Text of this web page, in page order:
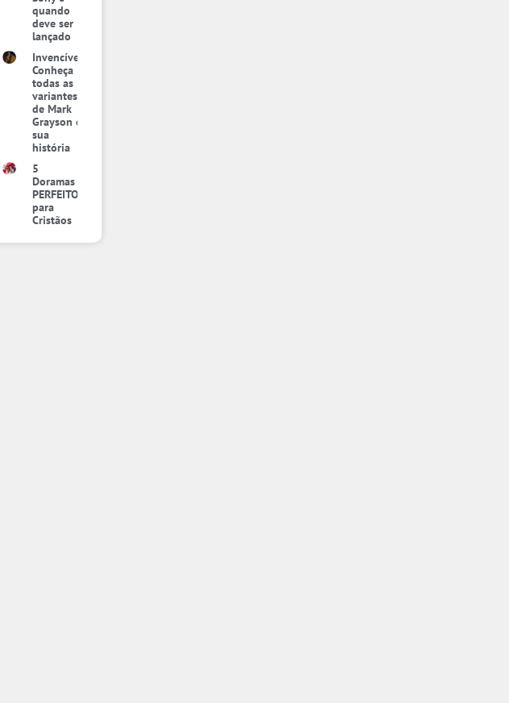
quando
deve ser
lançado
Invencível:
Conheça
todas as
variantes
de Mark
Grayson e
sua
história
5
Doramas
PERFEITOS
para
Cristãos